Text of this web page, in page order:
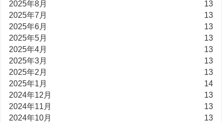
2025年8月
13
2025年7月
13
2025年6月
13
2025年5月
13
2025年4月
13
2025年3月
13
2025年2月
13
2025年1月
14
2024年12月
13
2024年11月
13
2024年10月
13